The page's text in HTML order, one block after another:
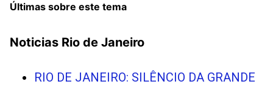
Últimas sobre este tema
Noticias Rio de Janeiro
RIO DE JANEIRO: SILÊNCIO DA GRANDE